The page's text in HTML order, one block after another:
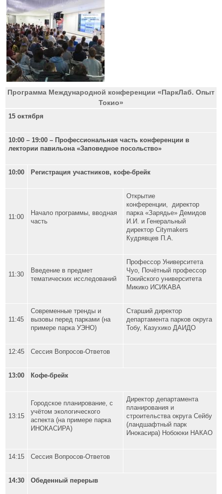
Программа Международной конференции «ПаркЛаб. Опыт
Токио»
15 октября
10:00 – 19:00 – Профессиональная часть конференции в
лектории павильона «Заповедное посольство»
10:00 Регистрация участников, кофе-брейк
11:00
Начало программы, вводная
часть
Открытие
конференции, директор
парка «Зарядье» Демидов
И.И. и Генеральный
директор Citymakers
Кудрявцев П.А.
11:30
Введение в предмет
тематических исследований
Профессор Университета
Чуо, Почётный профессор
Токийского университета
Микико ИСИКАВА
11:45
Современные тренды и
вызовы перед парками (на
примере парка УЭНО)
Старший директор
департамента парков округа
Тобу, Казухико ДАИДО
12:45 Сессия Вопросов-Ответов
13:00 Кофе-брейк
13:15
Городское планирование, с
учётом экологического
аспекта (на примере парка
ИНОКАСИРА)
Директор департамента
планирования и
строительства округа Сейбу
(ландшафтный парк
Инокасира) Нобоюки НАКАО
14:15 Сессия Вопросов-Ответов
14:30 Обеденный перерыв